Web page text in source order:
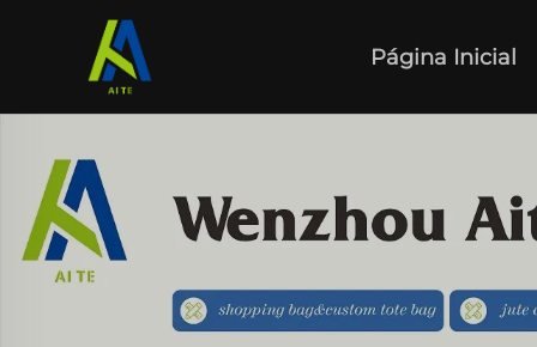
Página Inicial